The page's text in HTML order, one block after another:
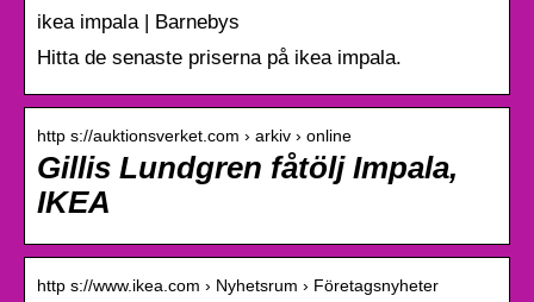
ikea impala | Barnebys
Hitta de senaste priserna på ikea impala.
http s://auktionsverket.com › arkiv › online
Gillis Lundgren fåtölj Impala,
IKEA
http s://www.ikea.com › Nyhetsrum › Företagsnyheter